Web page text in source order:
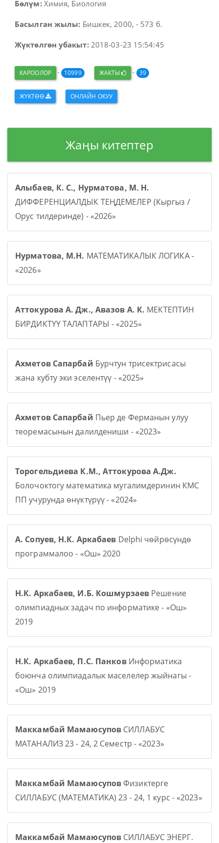
Бөлүм:Химия, Биология
Басылган жылы: Бишкек, 2000, - 573 б.
Жүктөлгөн убакыт:2018-03-23 15:54:45
КАРООЛОР - 10999 ЖАКТЫ - 39
ЖҮКТӨӨ ОНЛАЙН ОКУУ
Жаңы китептер
Алыбаев, К. С., Нурматова, М. Н.
ДИФФЕРЕНЦИАЛДЫК ТЕҢДЕМЕЛЕР (Кыргыз /
Орус тилдеринде) - «2026»
Нурматова, М.Н. МАТЕМАТИКАЛЫК ЛОГИКА -
«2026»
Аттокурова А. Дж., Авазов А. К. МЕКТЕПТИН
БИРДИКТҮҮ ТАЛАПТАРЫ - «2025»
Ахметов Сапарбай Бурчтун трисектрисасы
жана кубту эки эселентүү - «2025»
Ахметов Сапарбай Пьер де Ферманын улуу
теоремасынын далилдениши - «2023»
Торогельдиева К.М., Аттокурова А.Дж.
Болочоктогу математика мугалимдеринин КМС
ПП учурунда өнүктүрүү - «2024»
А. Сопуев, Н.К. Аркабаев Delphi чөйрөсүндө
программалоо - «Ош» 2020
Н.К. Аркабаев, И.Б. Кошмурзаев Решение
олимпиадных задач по информатике - «Ош»
2019
Н.К. Аркабаев, П.С. ПанковИнформатика
боюнча олимпиадалык маселелер жыйнагы -
«Ош» 2019
Маккамбай Мамаюсупов СИЛЛАБУС
МАТАНАЛИЗ 23 - 24, 2 Семестр - «2023»
Маккамбай МамаюсуповФизиктерге
СИЛЛАБУС (МАТЕМАТИКА) 23 - 24, 1 курс - «2023»
Маккамбай Мамаюсупов СИЛЛАБУС ЭНЕРГ.